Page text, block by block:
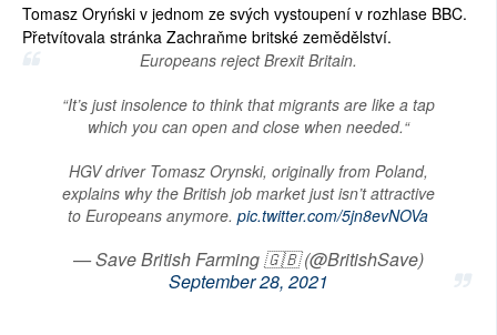
Tomasz Oryński v jednom ze svých vystoupení v rozhlase BBC.
Přetvítovala stránka Zachraňme britské zemědělství.
Europeans reject Brexit Britain.
“It’s just insolence to think that migrants are like a tap
which you can open and close when needed.“
HGV driver Tomasz Orynski, originally from Poland,
explains why the British job market just isn’t attractive
to Europeans anymore. pic.twitter.com/5jn8evNOVa
— Save British Farming 🇬🇧 (@BritishSave)
September 28, 2021